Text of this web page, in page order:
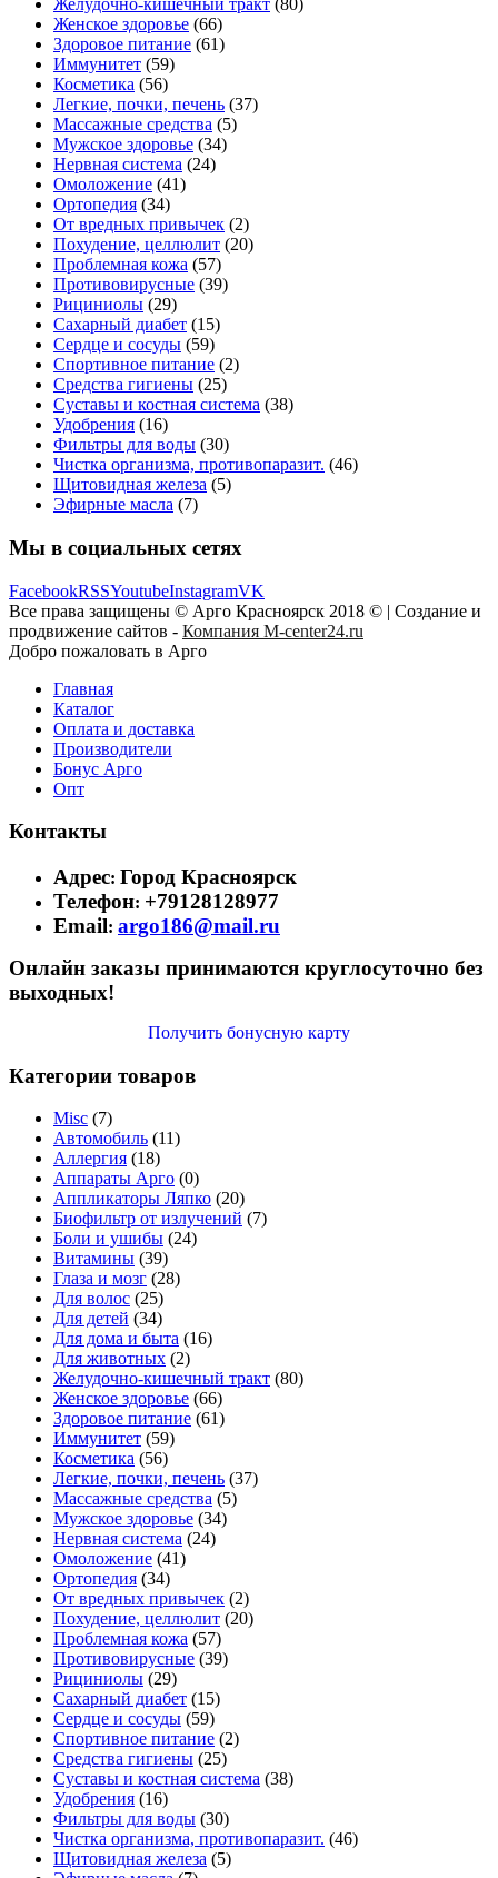
Желудочно-кишечный тракт (80)
Женское здоровье (66)
Здоровое питание (61)
Иммунитет (59)
Косметика (56)
Легкие, почки, печень (37)
Массажные средства (5)
Мужское здоровье (34)
Нервная система (24)
Омоложение (41)
Ортопедия (34)
От вредных привычек (2)
Похудение, целлюлит (20)
Проблемная кожа (57)
Противовирусные (39)
Рициниолы (29)
Сахарный диабет (15)
Сердце и сосуды (59)
Спортивное питание (2)
Средства гигиены (25)
Суставы и костная система (38)
Удобрения (16)
Фильтры для воды (30)
Чистка организма, противопаразит. (46)
Щитовидная железа (5)
Эфирные масла (7)
Мы в социальных сетях
FacebookRSSYoutubeInstagramVK
Все права защищены © Арго Красноярск 2018 © | Создание и
продвижение сайтов - Компания M-center24.ru
Добро пожаловать в Арго
Главная
Каталог
Оплата и доставка
Производители
Бонус Арго
Опт
Контакты
Адрес: Город Красноярск
Телефон: +79128128977
Email: argo186@mail.ru
Онлайн заказы принимаются круглосуточно без
выходных!
Получить бонусную карту
Категории товаров
Misc (7)
Автомобиль (11)
Аллергия (18)
Аппараты Арго (0)
Аппликаторы Ляпко (20)
Биофильтр от излучений (7)
Боли и ушибы (24)
Витамины (39)
Глаза и мозг (28)
Для волос (25)
Для детей (34)
Для дома и быта (16)
Для животных (2)
Желудочно-кишечный тракт (80)
Женское здоровье (66)
Здоровое питание (61)
Иммунитет (59)
Косметика (56)
Легкие, почки, печень (37)
Массажные средства (5)
Мужское здоровье (34)
Нервная система (24)
Омоложение (41)
Ортопедия (34)
От вредных привычек (2)
Похудение, целлюлит (20)
Проблемная кожа (57)
Противовирусные (39)
Рициниолы (29)
Сахарный диабет (15)
Сердце и сосуды (59)
Спортивное питание (2)
Средства гигиены (25)
Суставы и костная система (38)
Удобрения (16)
Фильтры для воды (30)
Чистка организма, противопаразит. (46)
Щитовидная железа (5)